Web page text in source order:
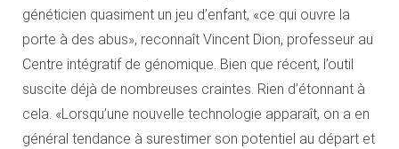
généticien quasiment un jeu d’enfant, «ce qui ouvre la
porte à des abus», reconnaît Vincent Dion, professeur au
Centre intégratif de génomique. Bien que récent, l’outil
suscite déjà de nombreuses craintes. Rien d’étonnant à
cela. «Lorsqu’une nouvelle technologie apparaît, on a en
général tendance à surestimer son potentiel au départ et